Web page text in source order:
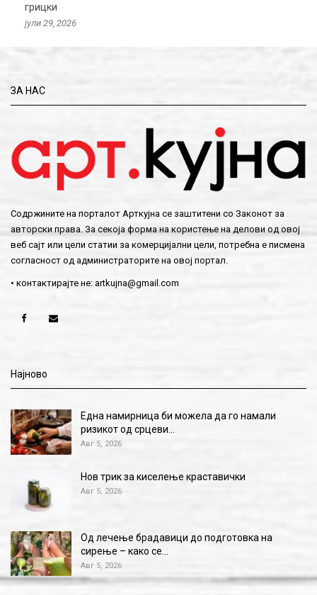
грицки
јули 29, 2026
ЗА НАС
Содржините на порталот Арткујна се заштитени со Законот за
авторски права. За секоја форма на користење на делови од овој
веб сајт или цели статии за комерцијални цели, потребна е писмена
согласност од администраторите на овој портал.
• контактирајте не: artkujna@gmail.com
Најново
Една намирница би можела да го намали
ризикот од срцеви…
Авг 5, 2026
Нов трик за киселење краставички
Авг 5, 2026
Од лечење брадавици до подготовка на
сирење – како се…
Авг 5, 2026